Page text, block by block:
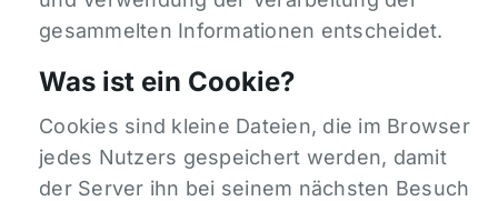
gesammelten Informationen entscheidet.
Was ist ein Cookie?
Cookies sind kleine Dateien, die im Browser
jedes Nutzers gespeichert werden, damit
der Server ihn bei seinem nächsten Besuch